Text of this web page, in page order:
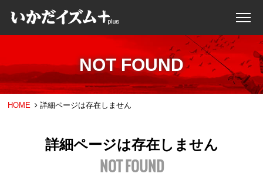
NOT FOUND
HOME 詳細ページは存在しません
詳細ページは存在しません
NOT FOUND